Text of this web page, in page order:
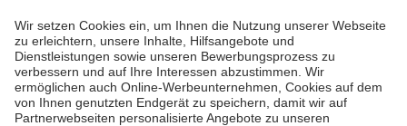
Die Johanniter GmbH führt das Spendenzertifikat
des Deutschen Spendenrats e.V.